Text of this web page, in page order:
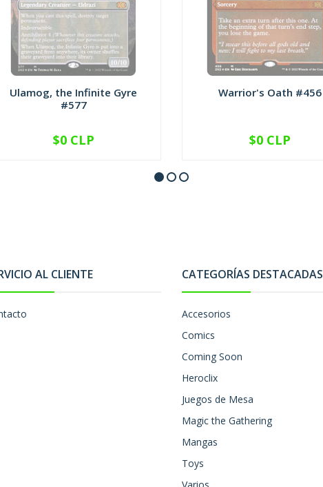
Ulamog, the Infinite Gyre
#577
NO DISPONIBLE
$0 CLP
Warrior's Oath #456
NO DISPONIBLE
$0 CLP
AL CLIENTE CATEGORÍAS DESTACADAS
Accesorios
Comics
Coming Soon
Heroclix
Juegos de Mesa
Magic the Gathering
Mangas
Toys